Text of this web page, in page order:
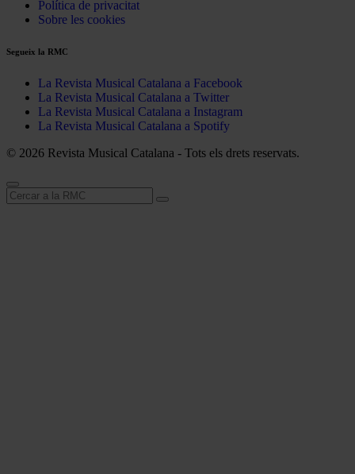
Política de privacitat
Sobre les cookies
Segueix la RMC
La Revista Musical Catalana a Facebook
La Revista Musical Catalana a Twitter
La Revista Musical Catalana a Instagram
La Revista Musical Catalana a Spotify
© 2026 Revista Musical Catalana - Tots els drets reservats.
Cerca